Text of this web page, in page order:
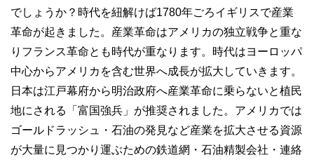
でしょうか？時代を紐解けば1780年ごろイギリスで産業
革命が起きました。産業革命はアメリカの独立戦争と重な
りフランス革命とも時代が重なります。時代はヨーロッパ
中心からアメリカを含む世界へ成長が拡大していきます。
日本は江戸幕府から明治政府へ産業革命に乗らないと植民
地にされる「富国強兵」が推奨されました。アメリカでは
ゴールドラッシュ・石油の発見など産業を拡大させる資源
が大量に見つかり運ぶための鉄道網・石油精製会社・連絡